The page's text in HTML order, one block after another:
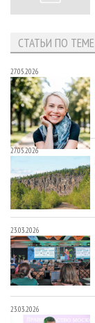
СТАТЬИ ПО ТЕМЕ
27.05.2026
27.05.2026
23.03.2026
23.03.2026